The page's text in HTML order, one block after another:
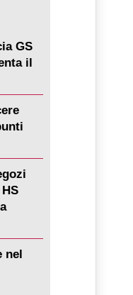
GS
il
nel